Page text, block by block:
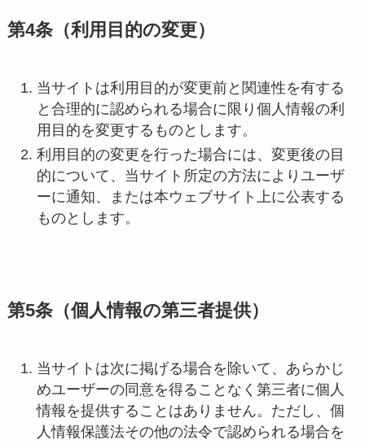
第4条（利用目的の変更）
当サイトは利用目的が変更前と関連性を有する
と合理的に認められる場合に限り個人情報の利
用目的を変更するものとします。
利用目的の変更を行った場合には、変更後の目
的について、当サイト所定の方法によりユーザ
ーに通知、または本ウェブサイト上に公表する
ものとします。
第5条（個人情報の第三者提供）
当サイトは次に掲げる場合を除いて、あらかじ
めユーザーの同意を得ることなく第三者に個人
情報を提供することはありません。ただし、個
人情報保護法その他の法令で認められる場合を